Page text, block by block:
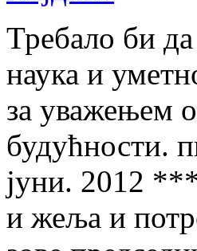
Требало би
наука и
за уважењем
будућности.
јуни. 2012 ***
и жеља и